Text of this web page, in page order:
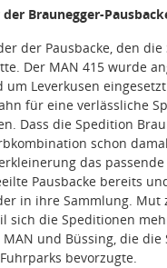
Braunegger-
der Pausbacke, den
Der MAN 415 wurde
Leverkusen
für eine verlässliche
Dass die Spedition
schon
das
Pausbacke bereits
in ihre Sammlung.
sich die Speditionen
und Büssing, die
bevorzugte.